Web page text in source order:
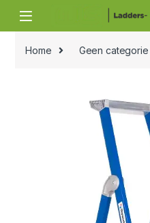
Home Geen categorie